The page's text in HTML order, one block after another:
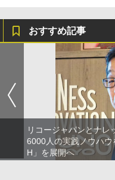
おすすめ記事
リコージャパンとナレ
6000人の実践ノウハ
H」を展開へ